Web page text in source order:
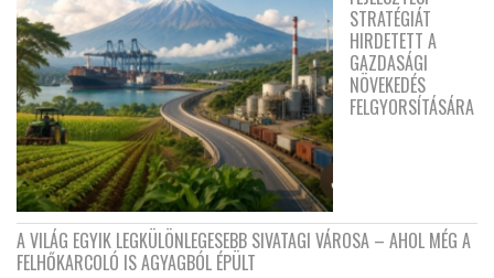
STRATÉGIÁT
HIRDETETT A
GAZDASÁGI
NÖVEKEDÉS
FELGYORSÍTÁSÁRA
A VILÁG EGYIK LEGKÜLÖNLEGESEBB SIVATAGI VÁROSA – AHOL MÉG A
FELHŐKARCOLÓ IS AGYAGBÓL ÉPÜLT